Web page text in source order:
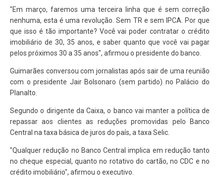
"Em março, faremos uma terceira linha que é sem correção
nenhuma, esta é uma revolução. Sem TR e sem IPCA. Por que
que isso é tão importante? Você vai poder contratar o crédito
imobiliário de 30, 35 anos, e saber quanto que você vai pagar
pelos próximos 30 a 35 anos", afirmou o presidente do banco.
Guimarães conversou com jornalistas após sair de uma reunião
com o presidente Jair Bolsonaro (sem partido) no Palácio do
Planalto.
Segundo o dirigente da Caixa, o banco vai manter a política de
repassar aos clientes as reduções promovidas pelo Banco
Central na taxa básica de juros do país, a taxa Selic.
"Qualquer redução no Banco Central implica em redução tanto
no cheque especial, quanto no rotativo do cartão, no CDC e no
crédito imobiliário", afirmou o executivo.